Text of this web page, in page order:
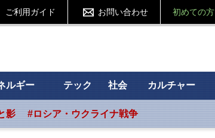
ご利用ガイド お問い合わせ 初めての方
ルギー テック 社会 カルチャー
影 #ロシア・ウクライナ戦争